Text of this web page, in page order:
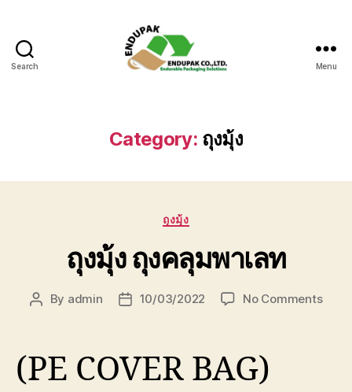
Search
คลุม
พา
Menu
Category: ถุงมุ้ง
Categories
ถุงมุ้ง
ถุงมุ้ง ถุงคลุมพาเลท
Post
By admin
Post10/03/2022 No Commentson
(PE COVER BAG)